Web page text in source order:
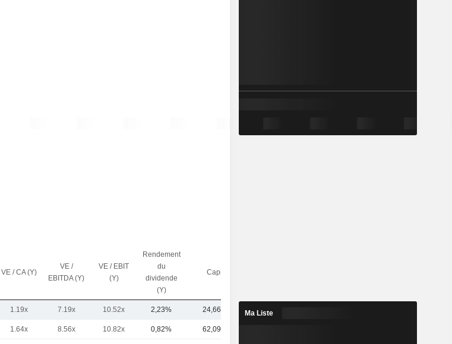
VE / CA (Y)
VE /
EBITDA (Y)
VE / EBIT
(Y)
Rendement
du
dividende
(Y)
Capi.($)
1.19x 7.19x 10.52x 2,23% 24,66 Md
1.64x 8.56x 10.82x 0,82% 62,09 Md
Ma Liste